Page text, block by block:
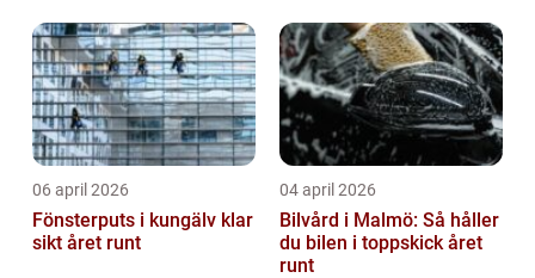
06 april 2026
Fönsterputs i kungälv klar
sikt året runt
04 april 2026
Bilvård i Malmö: Så håller
du bilen i toppskick året
runt